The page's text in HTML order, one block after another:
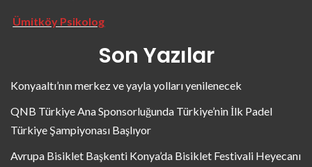
Ümitköy Psikolog
Son Yazılar
Konyaaltı’nın merkez ve yayla yolları yenilenecek
QNB Türkiye Ana Sponsorluğunda Türkiye’nin İlk Padel
Türkiye Şampiyonası Başlıyor
Avrupa Bisiklet Başkenti Konya’da Bisiklet Festivali Heyecanı